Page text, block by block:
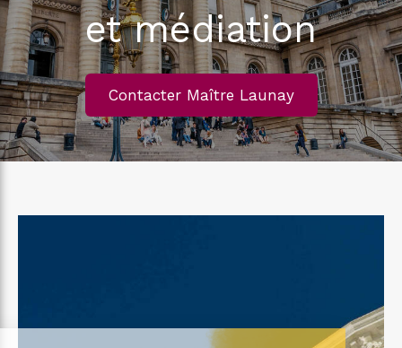
et médiation
Contacter Maître Launay